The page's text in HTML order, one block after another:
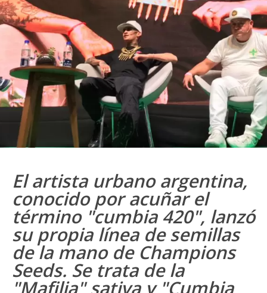
El artista urbano argentina,
conocido por acuñar el
término "cumbia 420", lanzó
su propia línea de semillas
de la mano de Champions
Seeds. Se trata de la